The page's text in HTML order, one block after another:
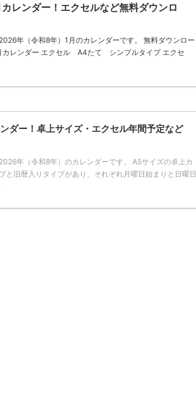
レンダー！エクセルなど無料ダウンロ
年（令和8年）1月のカレンダーです。 無料ダウンロー
カレンダー エクセル A4たて シンプルタイプ エクセ
ダー！卓上サイズ・エクセル年間予定など
年（令和8年）のカレンダーです。 A5サイズの卓上カ
と旧暦入りタイプがあり、それぞれ月曜日始まりと日曜日